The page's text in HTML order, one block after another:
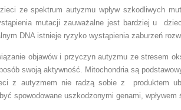
ze spektrum autyzmu wpływ szkodliwych
mutacji zauważalne jest bardziej u
DNA istnieje ryzyko wystąpienia zaburzeń
objawów i przyczyn autyzmu ze stresem
swoją aktywność. Mitochondria są
z autyzmem nie radzą sobie z produktem
spowodowane uszkodzonymi genami,